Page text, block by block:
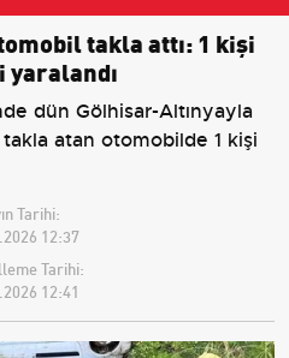
takla attı: 1 kişi
yaralandı
dün Gölhisar-Altınyayla
atan otomobilde 1 kişi
Tarihi:
12:37
Tarihi:
12:41